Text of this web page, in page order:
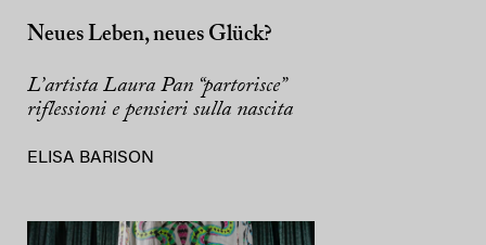
Neues Leben, neues Glück?
L’artista Laura Pan “partorisce”
riflessioni e pensieri sulla nascita
ELISA BARISON